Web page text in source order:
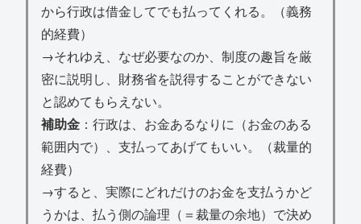
から行政は借金してでも払ってくれる。（義務
的経費）
→それゆえ、なぜ必要なのか、制度の趣旨を厳
密に説明し、財務省を説得することができない
と認めてもらえない。
補助金 ：行政は、お金あるなりに（お金のある
範囲内で）、支払ってあげてもいい。（裁量的
経費）
→すると、実際にどれだけのお金を支払うかど
うかは、払う側の論理（＝裁量の余地）で決め